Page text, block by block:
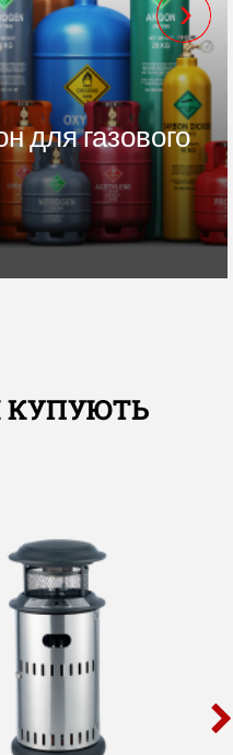
для газового